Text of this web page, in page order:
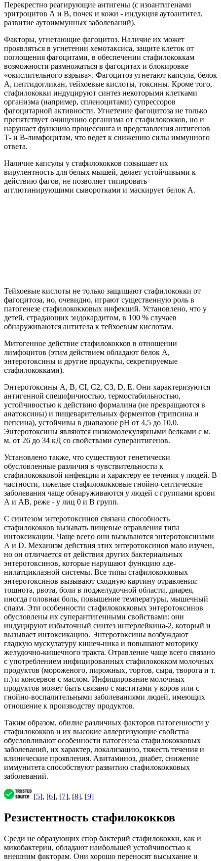
Перекрестно реагирующие антигены (с изоантигенами
эритроцитов А и В, почек и кожи - индукция аутоантител,
развитие аутоиммунных заболеваний).
Факторы, угнетающие фагоцитоз. Наличие их может
проявляться в угнетении хемотаксиса, защите клеток от
поглощения фагоцитами, в обеспечении стафилококкам
возможности размножаться в фагоцитах и блокировке
«окислительного взрыва». Фагоцитоз угнетают капсула, белок
А, пептидогликан, тейхоевые кислоты, токсины. Кроме того,
стафилококки индуцируют синтез некоторыми клетками
организма (например, спленоцитами) супрессоров
фагоцитарной активности. Угнетение фагоцитоза не только
препятствует очищению организма от стафилококков, но и
нарушает функцию процессинга и представления антигенов
Т- и В-лимфоцитам, что ведет к снижению силы иммунного
ответа.
Наличие капсулы у стафилококков повышает их
вирулентность для белых мышей, делает устойчивыми к
действию фагов, не позволяет типировать
агглютинирующими сыворотками и маскирует белок А.
Тейхоевые кислоты не только защищают стафилококки от
фагоцитоза, но, очевидно, играют существенную роль в
патогенезе стафилококковых инфекций. Установлено, что у
детей, страдающих эндокардитом, в 100 % случаев
обнаруживаются антитела к тейхоевым кислотам.
Митогенное действие стафилококков в отношении
лимфоцитов (этим действием обладают белок А,
энтеротоксины и другие продукты, секретируемые
стафилококками).
Энтеротоксины А, В, CI, C2, СЗ, D, Е. Они характеризуются
антигенной специфичностью, термостабильностью,
устойчивостью к действию формалина (не превращаются в
анатоксины) и пищеварительных ферментов (трипсина и
пепсина), устойчивы в диапазоне рН от 4,5 до 10,0.
Энтеротоксины являются низкомолекулярными белками с м.
м. от 26 до 34 кД со свойствами суперантигенов.
Установлено также, что существуют генетически
обусловленные различия в чувствительности к
стафилококковой инфекции и характеру ее течения у людей. В
частности, тяжелые стафилококковые гнойно-септические
заболевания чаще обнаруживаются у людей с группами крови
А и АВ, реже - у лиц 0 и В групп.
С синтезом энтеротоксинов связана способность
стафилококков вызывать пищевые отравления типа
интоксикации. Чаще всего они вызываются энтеротоксинами
А и D. Механизм действия этих энтеротоксинов мало изучен,
но он отличается от действия других бактериальных
энтеротоксинов, которые нарушают функцию аде-
нилатциклазной системы. Все типы стафилококковых
энтеротоксинов вызывают сходную картину отравления:
тошнота, рвота, боли в поджелудочной области, диарея,
иногда головная боль, повышение температуры, мышечный
спазм. Эти особенности стафилококковых энтеротоксинов
обусловлены их суперантигенными свойствами: они
индуцируют избыточный синтез интерлейкина-2, который и
вызывает интоксикацию. Энтеротоксины возбуждают
гладкую мускулатуру кишеч-ника и повышают моторику
желудочно-кишечного тракта. Отравление чаще всего связано
с употреблением инфицированных стафилококком молочных
продуктов (мороженого, пирожных, тортов, сыра, творога и т.
п.) и консервов с маслом. Инфицирование молочных
продуктов может быть связано с маститами у коров или с
гнойно-воспалительными заболеваниями людей, имеющих
отношение к производству продуктов.
Таким образом, обилие различных факторов патогенности у
стафилококков и их высокие аллергизующие свойства
обусловливают особенности патогенеза стафилококковых
заболеваний, их характер, локализацию, тяжесть течения и
клинические проявления. Авитаминоз, диабет, снижение
иммунитета способствуют развитию стафилококковых
заболеваний.
[5], [6], [7], [8], [9]
Резистентность стафилококков
Среди не образующих спор бактерий стафилококки, как и
микобактерии, обладают наибольшей устойчивостью к
внешним факторам. Они хорошо переносят высыхание и